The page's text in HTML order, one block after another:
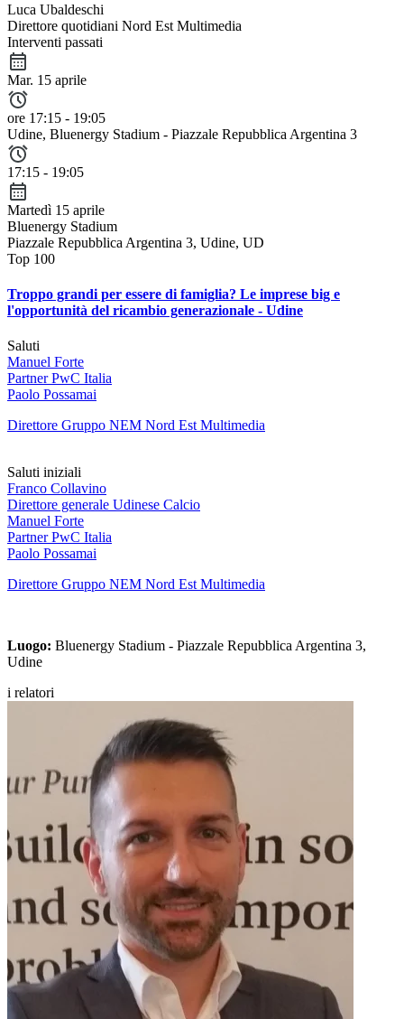
Luca Ubaldeschi
Direttore quotidiani Nord Est Multimedia
Interventi passati
Mar. 15 aprile
ore 17:15 - 19:05
Udine, Bluenergy Stadium - Piazzale Repubblica Argentina 3
17:15 - 19:05
Martedì 15 aprile
Bluenergy Stadium
Piazzale Repubblica Argentina 3, Udine, UD
Top 100
Troppo grandi per essere di famiglia? Le imprese big e
l'opportunità del ricambio generazionale - Udine
Saluti
Manuel Forte
Partner PwC Italia
Paolo Possamai
Direttore Gruppo NEM Nord Est Multimedia
Saluti iniziali
Franco Collavino
Direttore generale Udinese Calcio
Manuel Forte
Partner PwC Italia
Paolo Possamai
Direttore Gruppo NEM Nord Est Multimedia
Luogo: Bluenergy Stadium - Piazzale Repubblica Argentina 3,
Udine
i relatori